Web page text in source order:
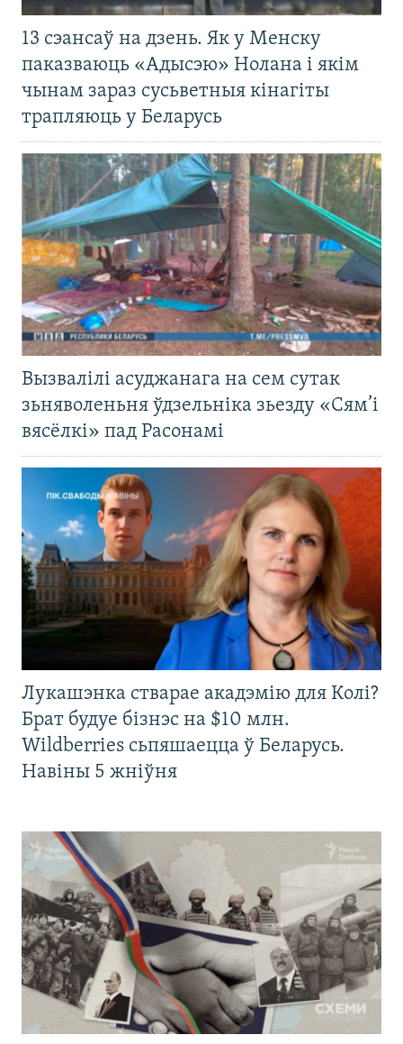
13 сэансаў на дзень. Як у Менску
паказваюць «Адысэю» Нолана і якім
чынам зараз сусьветныя кінагіты
трапляюць у Беларусь
Вызвалілі асуджанага на сем сутак
зьняволеньня ўдзельніка зьезду «Сям’і
вясёлкі» пад Расонамі
Лукашэнка стварае акадэмію для Колі?
Брат будуе бізнэс на $10 млн.
Wildberries сьпяшаецца ў Беларусь.
Навіны 5 жніўня